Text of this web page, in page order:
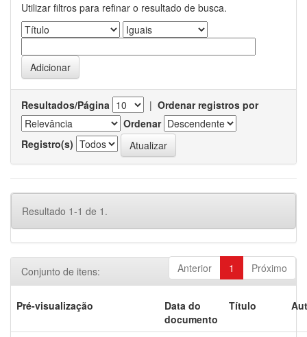
Utilizar filtros para refinar o resultado de busca.
Resultados/Página | Ordenar registros por
Ordenar
Registro(s)
Resultado 1-1 de 1.
Anterior 1 Próximo
Conjunto de itens:
Pré-visualização
Data do
documento
Título